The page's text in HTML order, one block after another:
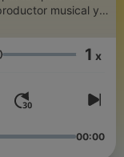
musical y
Fontenla. ¡Los
de los 100
Volume 1 x
00:00